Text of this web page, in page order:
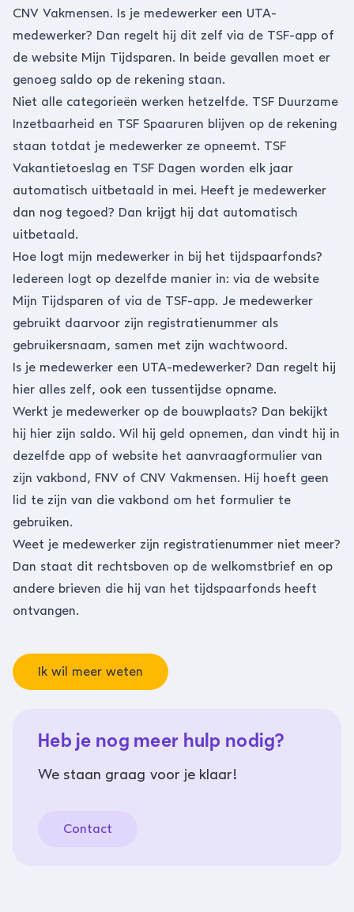
CNV Vakmensen. Is je medewerker een UTA-
medewerker? Dan regelt hij dit zelf via de TSF-app of
de website Mijn Tijdsparen. In beide gevallen moet er
genoeg saldo op de rekening staan.
Niet alle categorieën werken hetzelfde. TSF Duurzame
Inzetbaarheid en TSF Spaaruren blijven op de rekening
staan totdat je medewerker ze opneemt. TSF
Vakantietoeslag en TSF Dagen worden elk jaar
automatisch uitbetaald in mei. Heeft je medewerker
dan nog tegoed? Dan krijgt hij dat automatisch
uitbetaald.
Hoe logt mijn medewerker in bij het tijdspaarfonds?
Iedereen logt op dezelfde manier in: via de website
Mijn Tijdsparen of via de TSF-app. Je medewerker
gebruikt daarvoor zijn registratienummer als
gebruikersnaam, samen met zijn wachtwoord.
Is je medewerker een UTA-medewerker? Dan regelt hij
hier alles zelf, ook een tussentijdse opname.
Werkt je medewerker op de bouwplaats? Dan bekijkt
hij hier zijn saldo. Wil hij geld opnemen, dan vindt hij in
dezelfde app of website het aanvraagformulier van
zijn vakbond, FNV of CNV Vakmensen. Hij hoeft geen
lid te zijn van die vakbond om het formulier te
gebruiken.
Weet je medewerker zijn registratienummer niet meer?
Dan staat dit rechtsboven op de welkomstbrief en op
andere brieven die hij van het tijdspaarfonds heeft
ontvangen.
Ik wil meer weten
Heb je nog meer hulp nodig?
We staan graag voor je klaar!
Contact